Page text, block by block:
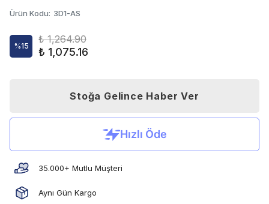
Ürün Kodu: 3D1-AS
%15
₺ 1,264.90
₺ 1,075.16
Stoğa Gelince Haber Ver
35.000+ Mutlu Müşteri
Aynı Gün Kargo